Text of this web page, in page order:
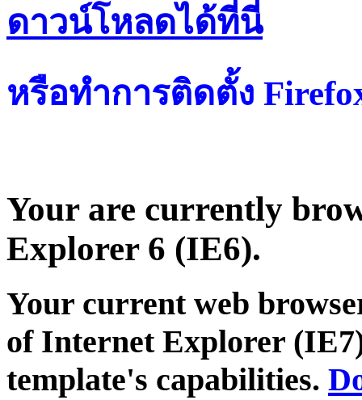
ดาวน์โหลดได้ที่น
หรือทำการติดตั้ง
Your are currently
Explorer 6 (IE6).
Your current web
of Internet Explorer
template's capabilities.